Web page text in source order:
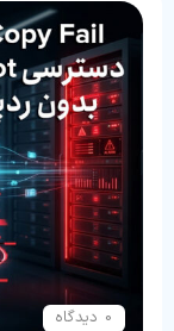
0 دیدگاه